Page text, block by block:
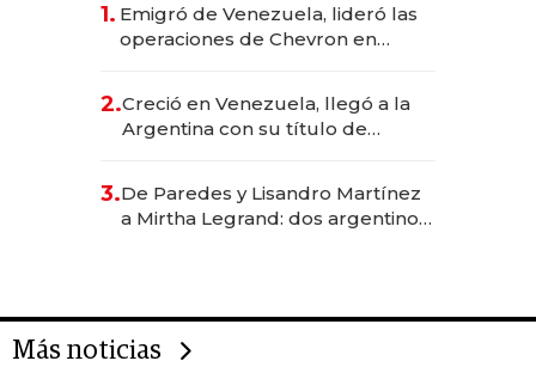
1. Emigró de Venezuela, lideró las
operaciones de Chevron en
2.Creció en Venezuela, llegó a la
Argentina con su título de
las marcas "fast premium"
3.De Paredes y Lisandro Martínez
a Mirtha Legrand: dos argentinos
Más noticias